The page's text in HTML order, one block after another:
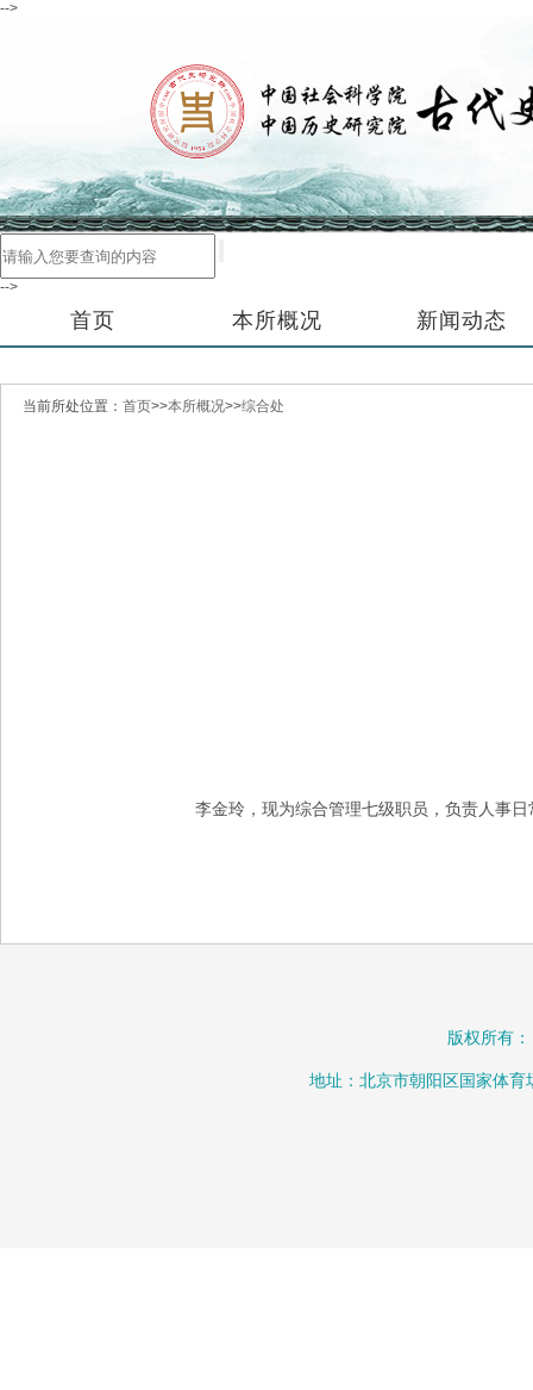
-->
-->
首页 本所概况 新闻动态
当前所处位置： 首页>>本所概况>>综合处
李金玲，现为综合管理七级职员，负责人事日
版权所有
地址：北京市朝阳区国家体